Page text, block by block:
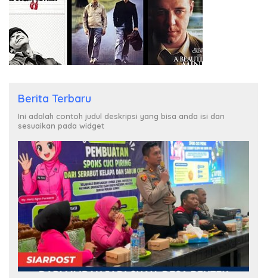
Berita Terbaru
Ini adalah contoh judul deskripsi yang bisa anda isi dan
sesuaikan pada widget